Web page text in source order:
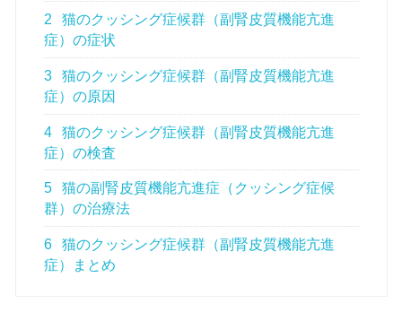
2
猫のクッシング症候群（副腎皮質機能亢進
症）の症状
3
猫のクッシング症候群（副腎皮質機能亢進
症）の原因
4
猫のクッシング症候群（副腎皮質機能亢進
症）の検査
5
猫の副腎皮質機能亢進症（クッシング症候
群）の治療法
6
猫のクッシング症候群（副腎皮質機能亢進
症）まとめ